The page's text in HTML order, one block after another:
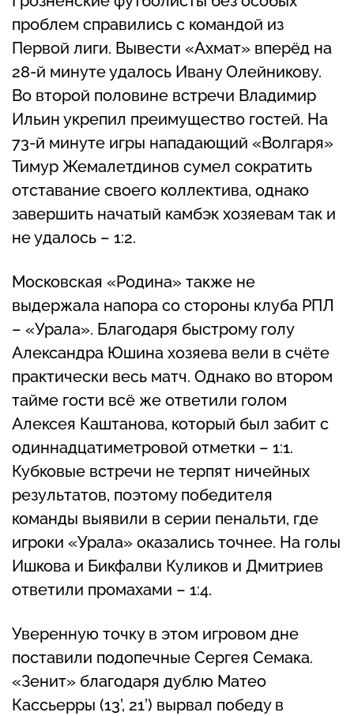
проблем справились с командой из
Первой лиги. Вывести «Ахмат» вперёд на
28-й минуте удалось Ивану Олейникову.
Во второй половине встречи Владимир
Ильин укрепил преимущество гостей. На
73-й минуте игры нападающий «Волгаря»
Тимур Жемалетдинов сумел сократить
отставание своего коллектива, однако
завершить начатый камбэк хозяевам так и
не удалось – 1:2.
Московская «Родина» также не
выдержала напора со стороны клуба РПЛ
– «Урала». Благодаря быстрому голу
Александра Юшина хозяева вели в счёте
практически весь матч. Однако во втором
тайме гости всё же ответили голом
Алексея Каштанова, который был забит с
одиннадцатиметровой отметки – 1:1.
Кубковые встречи не терпят ничейных
результатов, поэтому победителя
команды выявили в серии пенальти, где
игроки «Урала» оказались точнее. На голы
Ишкова и Бикфалви Куликов и Дмитриев
ответили промахами – 1:4.
Уверенную точку в этом игровом дне
поставили подопечные Сергея Семака.
«Зенит» благодаря дублю Матео
Кассьерры (13’, 21’) вырвал победу в